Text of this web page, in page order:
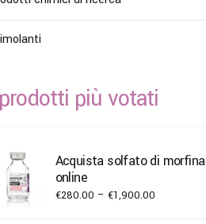
più votati
Acquista solfato di morfina
online
€280.00 – €1,900.00Price